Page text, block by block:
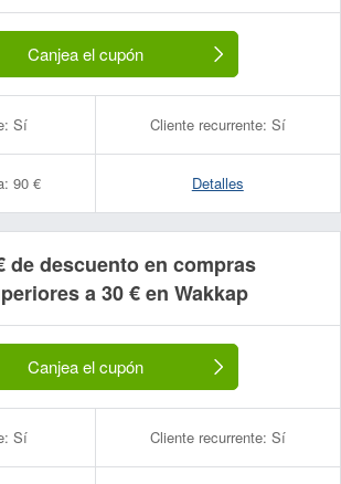
Canjea el cupón
Sí Cliente recurrente: Sí
90 € Detalles
de descuento en compras
a 30 € en Wakkap
Canjea el cupón
Sí Cliente recurrente: Sí